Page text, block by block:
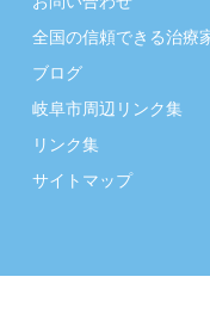
全国の信頼できる治療
ブログ
岐阜市周辺リンク集
リンク集
サイトマップ